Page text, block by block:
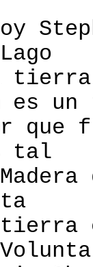
es un
tal